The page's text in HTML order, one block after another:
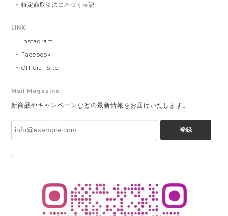
特定商取引法に基づく表記
LINK
Instagram
Facebook
Official Site
Mail Magazine
新商品やキャンペーンなどの最新情報をお届けいたします。
登録